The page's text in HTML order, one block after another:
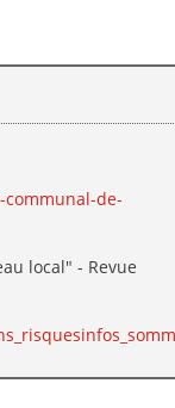
de-
local" - Revue